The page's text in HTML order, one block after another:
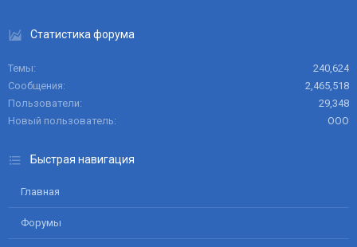
Статистика форума
Темы
240,624
Сообщения
2,465,518
Пользователи
29,348
Новый пользователь
ООО
Быстрая навигация
Главная
Форумы